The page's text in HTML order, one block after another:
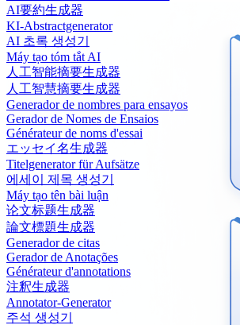
AI要約生成器
KI-Abstractgenerator
AI 초록 생성기
Máy tạo tóm tắt AI
人工智能摘要生成器
人工智慧摘要生成器
Generador de nombres para ensayos
Gerador de Nomes de Ensaios
Générateur de noms d'essai
エッセイ名生成器
Titelgenerator für Aufsätze
에세이 제목 생성기
Máy tạo tên bài luận
论文标题生成器
論文標題生成器
Generador de citas
Gerador de Anotações
Générateur d'annotations
注釈生成器
Annotator-Generator
주석 생성기